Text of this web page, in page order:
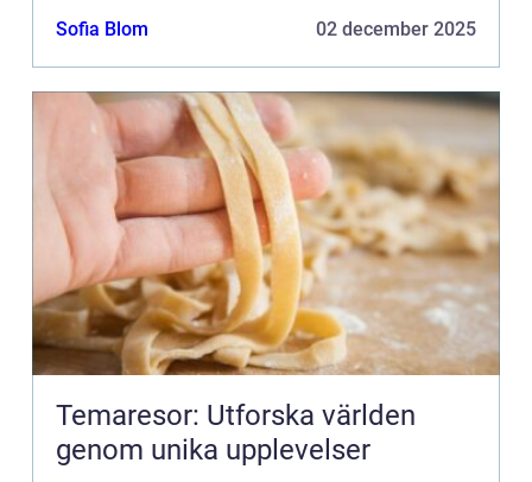
Sofia Blom 02 december 2025
Temaresor: Utforska världen
genom unika upplevelser